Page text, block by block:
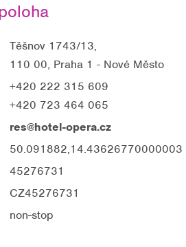
Těšnov 1743/13,
110 00, Praha 1 - Nové Město
+420 222 315 609
+420 723 464 065
res@hotel-opera.cz
50.091882,14.43626770000003
45276731
CZ45276731
non-stop